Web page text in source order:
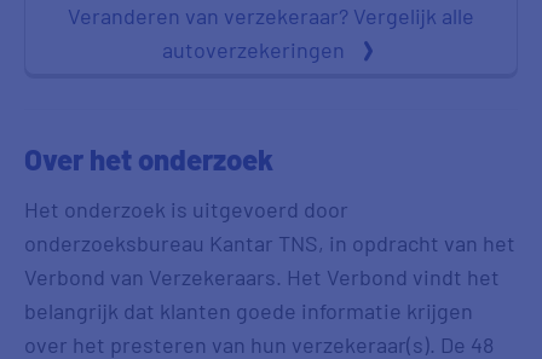
Veranderen van verzekeraar? Vergelijk alle
autoverzekeringen
Over het onderzoek
Het onderzoek is uitgevoerd door
onderzoeksbureau Kantar TNS, in opdracht van het
Verbond van Verzekeraars. Het Verbond vindt het
belangrijk dat klanten goede informatie krijgen
over het presteren van hun verzekeraar(s). De 48